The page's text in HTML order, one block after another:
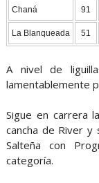
Chaná 91
La Blanqueada 51
A nivel de
lamentablemente
Sigue en carrera
cancha de River y
Salteña con
categoría.